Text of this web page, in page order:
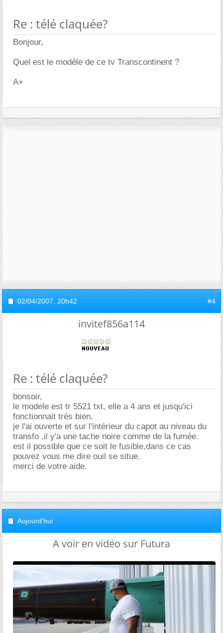
Re : télé claquée?
Bonjour,
Quel est le modèle de ce tv Transcontinent ?
A+
02/04/2007, 20h42 #4
invitef856a114
Re : télé claquée?
bonsoir,
le modele est tr 5521 txt, elle a 4 ans et jusqu'ici
fonctionnait trés bien.
je l'ai ouverte et sur l'intérieur du capot au niveau du
transfo ,il y'a une tache noire comme de la fumée.
est il possible que ce soit le fusible,dans ce cas
pouvez vous me dire ouil se situe.
merci de votre aide.
Aujourd'hui
A voir en vidéo sur Futura